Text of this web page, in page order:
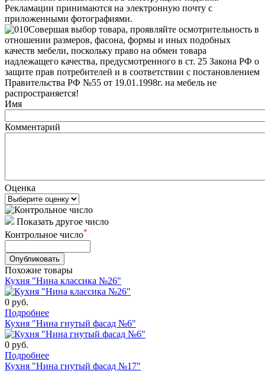
Рекламации принимаются на электронную почту с
приложенными фотографиями.
Совершая выбор товара, проявляйте осмотрительность в
отношении размеров, фасона, формы и иных подобных
качеств мебели, поскольку право на обмен товара
надлежащего качества, предусмотренного в ст. 25 Закона РФ о
защите прав потребителей и в соответствии с постановлением
Правительства РФ №55 от 19.01.1998г. на мебель не
распространяется!
Имя
Комментарий
Оценка
Показать другое число
Контрольное число*
Похожие товары
Кухня "Нина классика №26"
0 руб.
Подробнее
Кухня "Нина гнутый фасад №6"
0 руб.
Подробнее
Кухня "Нина гнутый фасад №17"